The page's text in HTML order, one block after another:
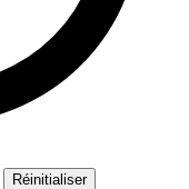
Réinitialiser